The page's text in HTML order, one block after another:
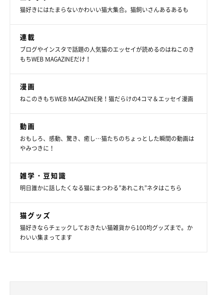
猫好きにはたまらないかわいい猫大集合。猫飼いさんあるあるも
連載
ブログやインスタで話題の人気猫のエッセイが読めるのはねこのき
もちWEB MAGAZINEだけ！
漫画
ねこのきもちWEB MAGAZINE発！猫だらけの4コマ＆エッセイ漫画
動画
おもしろ、感動、驚き、癒し…猫たちのちょっとした瞬間の動画は
やみつきに！
雑学・豆知識
明日誰かに話したくなる猫にまつわる”あれこれ”ネタはこちら
猫グッズ
猫好きならチェックしておきたい猫雑貨から100均グッズまで。か
わいい集まってます